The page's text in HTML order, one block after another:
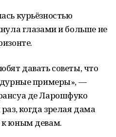
курьёзностью
глазами и больше не
давать советы, что
дурные примеры», —
де Ларошфуко
когда зрелая дама
к юным девам.